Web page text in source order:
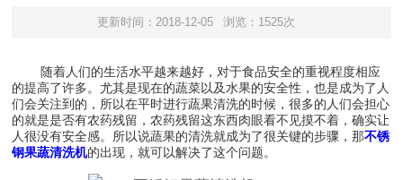
更新时间：2018-12-05 浏览：1525次
随着人们的生活水平越来越好，对于食品安全的重视程度相应
的提高了许多。尤其是现在的蔬菜以及水果的安全性，也是成为了人
们会关注到的，所以在平时进行蔬果清洗的时候，很多的人们会担心
的就是是否有农药残留，农药残留这东西肉眼看不见摸不着，确实让
人很没有安全感。所以说蔬果的清洗就成为了很关键的步骤，那不锈
钢果蔬清洗机的出现，就可以解决了这个问题。